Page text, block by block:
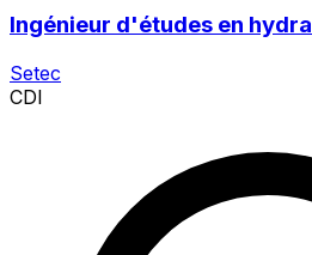
Ingénieur d'études en
Setec
CDI